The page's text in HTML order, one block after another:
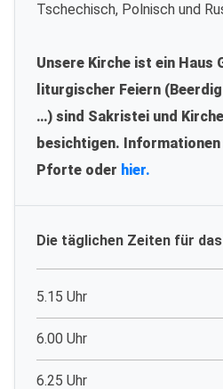
Tschechisch, Polnisch und
Unsere Kirche ist ein Haus
liturgischer Feiern
…) sind Sakristei und
besichtigen.
Pforte oder hier.
Die täglichen Zeiten für
5.15 Uhr
6.00 Uhr
6.25 Uhr